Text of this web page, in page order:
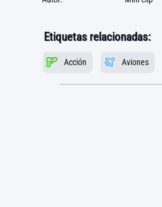
Etiquetas relacionadas:
Acción Aviones